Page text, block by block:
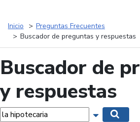
Inicio
Preguntas Frecuentes
Buscador de preguntas y respuestas
Buscador de
y respuestas
Mostrar